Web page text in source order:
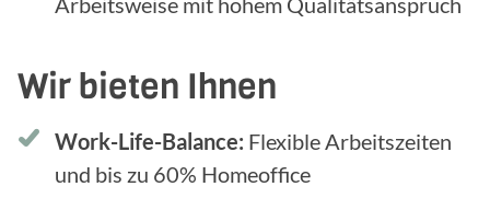
Wir bieten Ihnen
Work-Life-Balance: Flexible Arbeitszeiten
und bis zu 60% Homeoffice